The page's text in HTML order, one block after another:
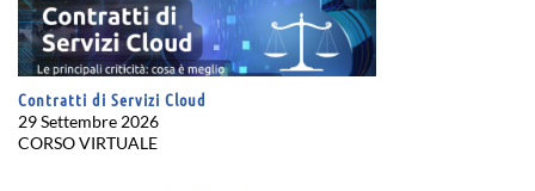
Contratti di Servizi Cloud
29 Settembre 2026
CORSO VIRTUALE